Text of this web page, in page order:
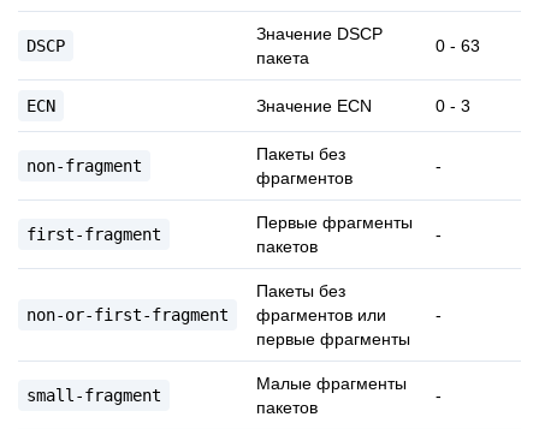
DSCP
Значение DSCP
пакета
0 - 63
ECN Значение ECN 0 - 3
non-fragment
Пакеты без
фрагментов
-
first-fragment
Первые фрагменты
пакетов
-
non-or-first-fragment
Пакеты без
фрагментов или
первые фрагменты
-
small-fragment
Малые фрагменты
пакетов
-